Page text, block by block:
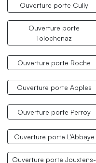
Ouverture porte Cully
Ouverture porte
Tolochenaz
Ouverture porte Roche
Ouverture porte Apples
Ouverture porte Perroy
Ouverture porte L'Abbaye
Ouverture porte Jouxtens-